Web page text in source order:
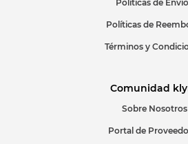
Políticas de
Políticas de
Términos y
Comunidad
Sobre Nosotros
Portal de